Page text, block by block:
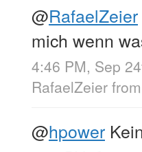
@RafaelZeier
mich wenn
4:46 PM, Sep
RafaelZeier from
@hpower